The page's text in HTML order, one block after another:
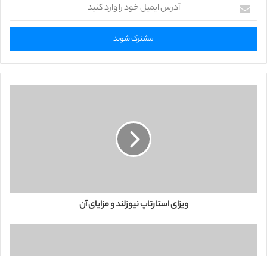
ر
ا
ی
م
ا
ک
ویزای استارتاپ نیوزلند و مزایای آن